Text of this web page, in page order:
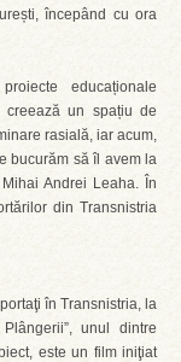
începând cu ora
educaționale
creează un spațiu de
rasială, iar acum,
bucurăm să îl avem la
Andrei Leaha. În
din Transnistria
în Transnistria, la
unul dintre
este un film iniţiat